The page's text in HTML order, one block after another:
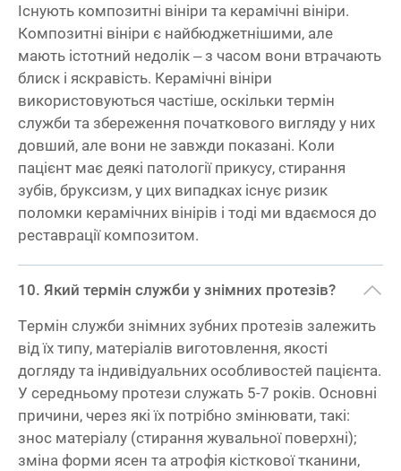
Існують композитні вініри та керамічні вініри.
Композитні вініри є найбюджетнішими, але
мають істотний недолік – з часом вони втрачають
блиск і яскравість. Керамічні вініри
використовуються частіше, оскільки термін
служби та збереження початкового вигляду у них
довший, але вони не завжди показані. Коли
пацієнт має деякі патології прикусу, стирання
зубів, бруксизм, у цих випадках існує ризик
поломки керамічних вінірів і тоді ми вдаємося до
реставрації композитом.
Який термін служби у знімних протезів?
Термін служби знімних зубних протезів залежить
від їх типу, матеріалів виготовлення, якості
догляду та індивідуальних особливостей пацієнта.
У середньому протези служать 5-7 років. Основні
причини, через які їх потрібно змінювати, такі:
знос матеріалу (стирання жувальної поверхні);
зміна форми ясен та атрофія кісткової тканини,